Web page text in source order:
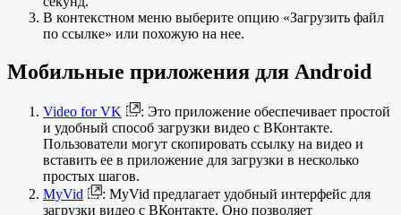
В контекстном меню выберите опцию «Загрузить файл
по ссылке» или похожую на нее.
Мобильные приложения для Android
Video for VK
: Это приложение обеспечивает простой
и удобный способ загрузки видео с ВКонтакте.
Пользователи могут скопировать ссылку на видео и
вставить ее в приложение для загрузки в несколько
простых шагов.
MyVid
: MyVid предлагает удобный интерфейс для
загрузки видео с ВКонтакте. Оно позволяет